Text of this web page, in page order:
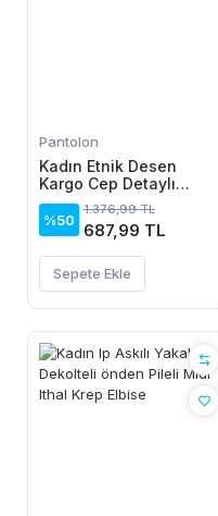
Pantolon
Kadın Etnik Desen
Kargo Cep Detaylı
Süprem Pantolon
%50
1.376,99 TL
687,99 TL
Sepete Ekle